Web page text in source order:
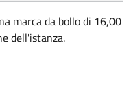
marca da bollo di 16,00
dell'istanza.